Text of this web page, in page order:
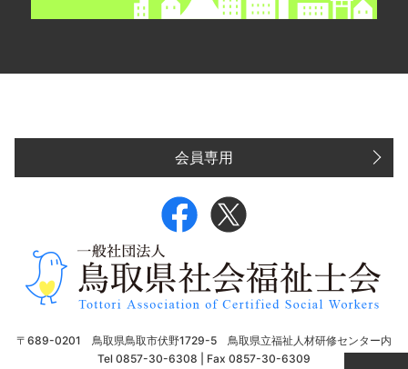
会員専用
〒689-0201 鳥取県鳥取市伏野1729-5 鳥取県立福祉人材研修センター内
Tel 0857-30-6308 | Fax 0857-30-6309